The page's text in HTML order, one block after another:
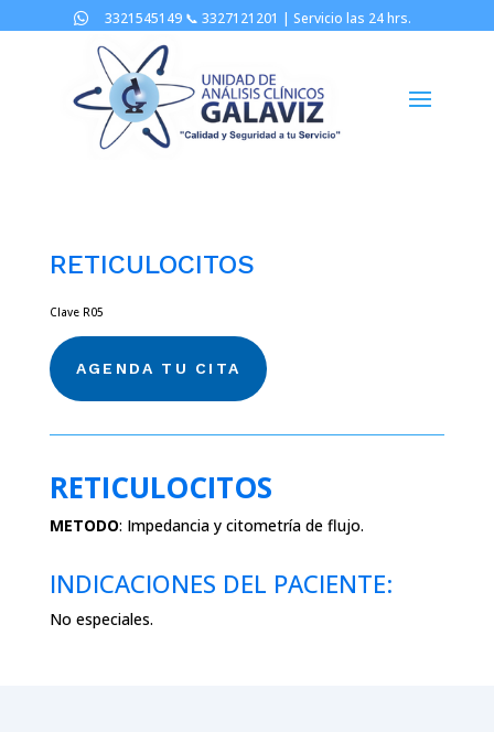
 3321545149 📞 3327121201 | Servicio las 24 hrs.
RETICULOCITOS
Clave R05
AGENDA TU CITA
RETICULOCITOS
METODO: Impedancia y citometría de flujo.
INDICACIONES DEL PACIENTE:
No especiales.